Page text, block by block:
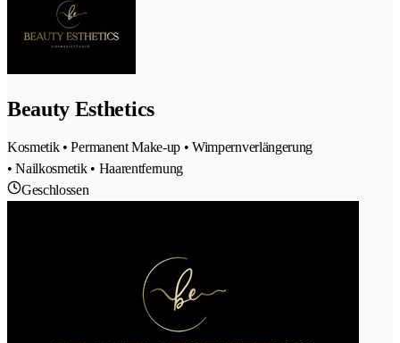
Beauty Esthetics
Kosmetik • Permanent Make-up • Wimpernverlängerung
• Nailkosmetik • Haarentfernung
Geschlossen